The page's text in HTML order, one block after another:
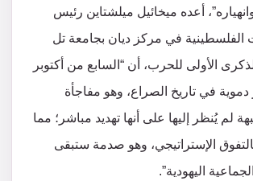
أعده ميخائيل ميلشتاين رئيس
الفلسطينية في مركز ديان بجامعة تل
الأولى للحرب، أن “السابع من أكتوبر
دموية في تاريخ الصراع، وهو مفاجأة
لم يُنظر إليها على أنها تهديد مباشر؛ مما
الإستراتيجي، وهو صدمة ستبقى
اليهودية”.